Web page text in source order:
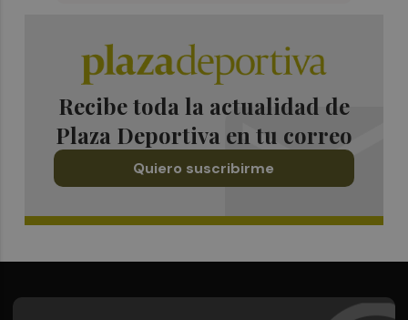
Recibe toda la actualidad de
Plaza Deportiva en tu correo
Quiero suscribirme